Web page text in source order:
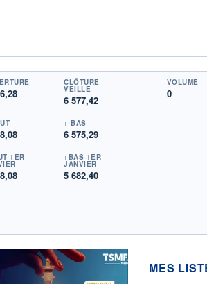
CLÔTURE
VEILLE
6 577,42
+ BAS
6 575,29
1ER +BAS 1ER
JANVIER
5 682,40
VOLUME
0
MES